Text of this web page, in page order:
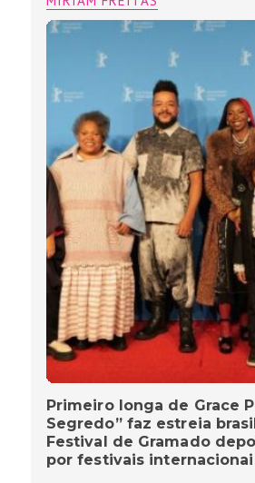
Primeiro longa de Grace
Segredo” faz estreia
Festival de Gramado
por festivais